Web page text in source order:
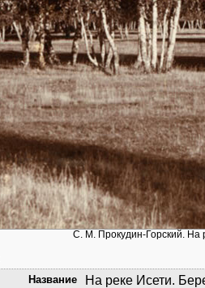
С. М. Прокудин-Горский. На
Название На реке Исети.